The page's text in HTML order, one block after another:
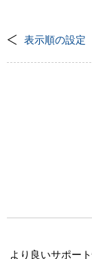
表示順の設定
より良いサポー